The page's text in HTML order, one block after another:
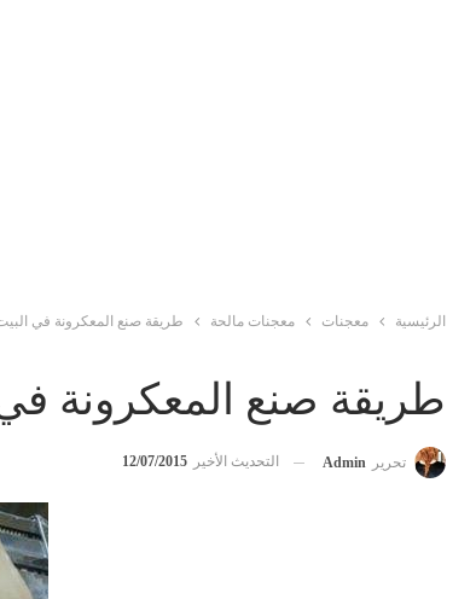
الرئيسية معجنات معجنات مالحة طريقة صنع المعكرونة في
طريقة صنع المعكرونة
تحرير Admin التحديث الأخير 12/07/2015